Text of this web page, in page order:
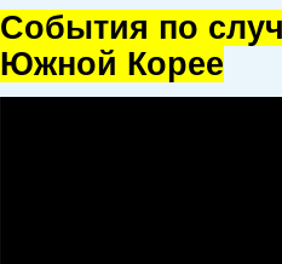
Cобытия по
Южной Корее